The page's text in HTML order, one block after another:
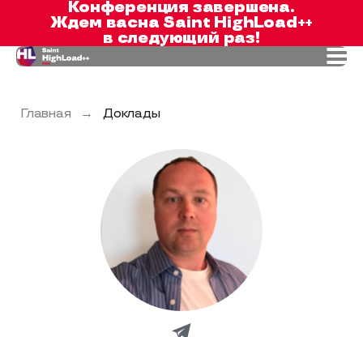
Конференция завершена.
Ждем васна Saint HighLoad++
в следующий раз!
Главная → Доклады